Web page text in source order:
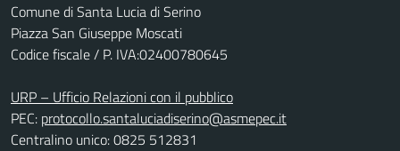
Comune di Santa Lucia di Serino
Piazza San Giuseppe Moscati
Codice fiscale / P. IVA:02400780645
URP – Ufficio Relazioni con il pubblico
PEC: protocollo.santaluciadiserino@asmepec.it
Centralino unico: 0825 512831